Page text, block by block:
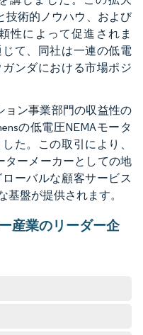
技術的ノウハウ、および
性によって促進されま
て、同社は一連の低電
ンダにおける市場ポジ
ョン事業部門の収益性の
の低電圧NEMAモータ
た。この取引により、
ターメーカーとしての地
ーバルな顧客サービス
盤が提供されます。
産業のリーダー企